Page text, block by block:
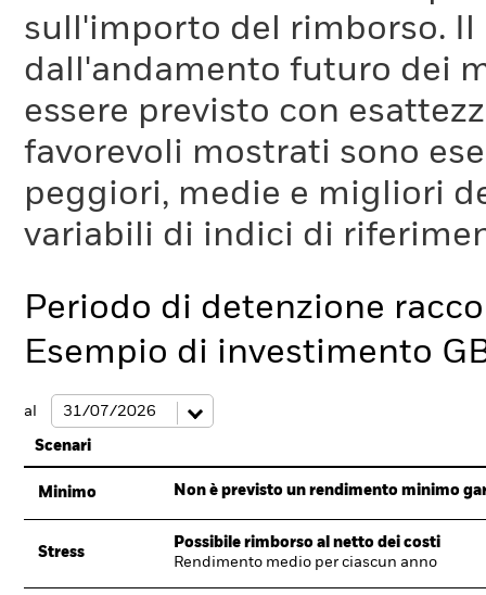
sull'importo del rimborso.
dall'andamento futuro dei
essere previsto con
favorevoli mostrati sono
peggiori, medie e migliori
variabili di indici di
Periodo di detenzione
Esempio di investimento
al
Scenari
Minimo Non è previsto un rendimento minimo
Stress
Possibile rimborso al netto dei costi
Rendimento medio per ciascun anno